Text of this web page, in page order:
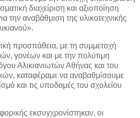
διαχείριση και αξιοποίηση
την αναβάθμιση της υλικοτεχνικής
προσπάθεια, με τη συμμετοχή
γονέων και με την πολύτιμη
Αλικιανιωτών Αθήνας και του
καταφέραμε να αναβαθμίσουμε
και τις υποδομές του σχολείου
εκσυγχρονίστηκαν, οι